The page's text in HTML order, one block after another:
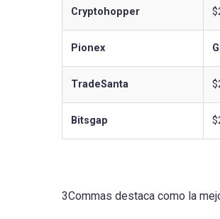
Cryptohopper
Pionex
TradeSanta
Bitsgap
3Commas destaca como la